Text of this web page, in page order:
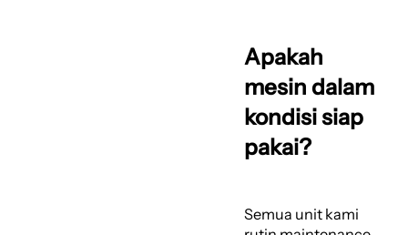
Apakah
mesin dalam
kondisi siap
pakai?
Semua unit kami